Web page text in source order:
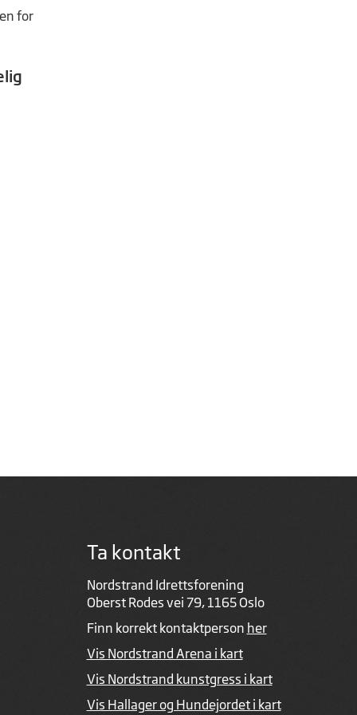
for
Ta kontakt
Nordstrand Idrettsforening
Oberst Rodes vei 79, 1165 Oslo
Finn korrekt kontaktperson her
Vis Nordstrand Arena i kart
Vis Nordstrand kunstgress i kart
Vis Hallager og Hundejordet i kart